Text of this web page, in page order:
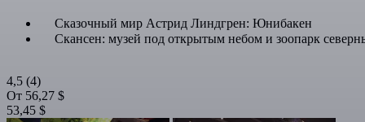
Сказочный мир Астрид Линдгрен: Юнибакен
Скансен: музей под открытым небом и зоопарк
4,5 (4)
От 56,27 $
53,45 $